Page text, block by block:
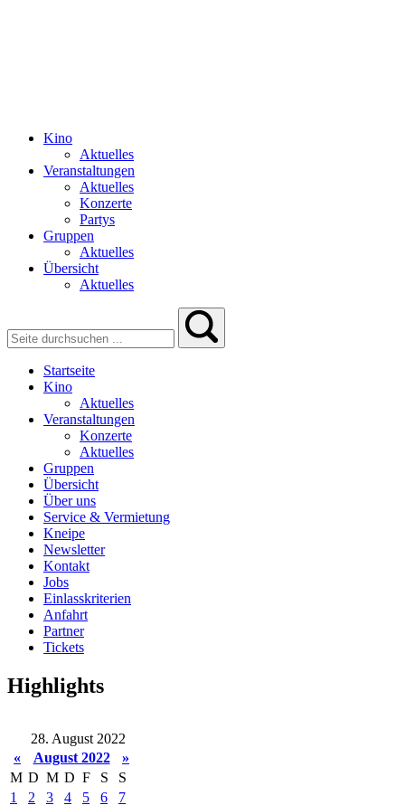
Kino
Aktuelles
Veranstaltungen
Aktuelles
Konzerte
Partys
Gruppen
Aktuelles
Übersicht
Aktuelles
Startseite
Kino
Aktuelles
Veranstaltungen
Konzerte
Aktuelles
Gruppen
Übersicht
Über uns
Service & Vermietung
Kneipe
Newsletter
Kontakt
Jobs
Einlasskriterien
Anfahrt
Partner
Tickets
Highlights
28. August 2022
«
August 2022
»
M D M D F S
S
1
2 3 4 5 6
7